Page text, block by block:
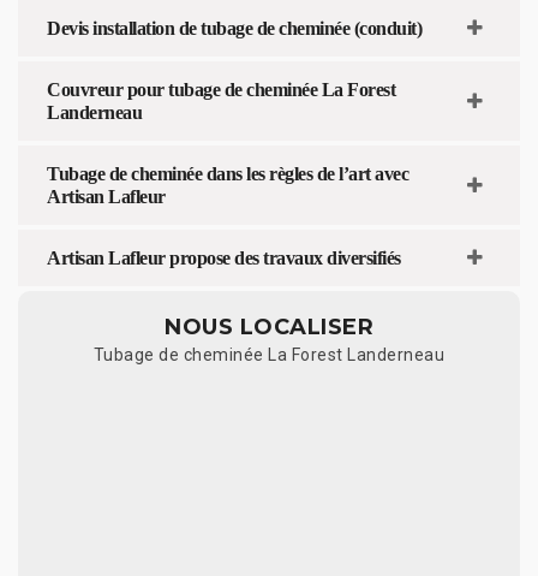
Devis installation de tubage de cheminée (conduit)
Couvreur pour tubage de cheminée La Forest
Landerneau
Tubage de cheminée dans les règles de l’art avec
Artisan Lafleur
Artisan Lafleur propose des travaux diversifiés
NOUS LOCALISER
Tubage de cheminée La Forest Landerneau